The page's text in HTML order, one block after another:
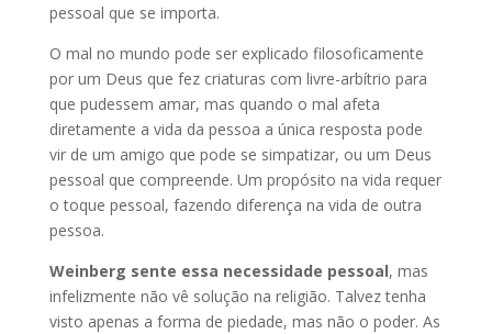
pessoal que se importa.
O mal no mundo pode ser explicado filosoficamente
por um Deus que fez criaturas com livre-arbítrio para
que pudessem amar, mas quando o mal afeta
diretamente a vida da pessoa a única resposta pode
vir de um amigo que pode se simpatizar, ou um Deus
pessoal que compreende. Um propósito na vida requer
o toque pessoal, fazendo diferença na vida de outra
pessoa.
Weinberg sente essa necessidade pessoal, mas
infelizmente não vê solução na religião. Talvez tenha
visto apenas a forma de piedade, mas não o poder. As